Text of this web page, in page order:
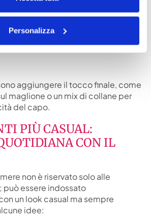
Personalizza
per la gonna in velluto sono:
aggiungere il tocco finale, come
maglione o un mix di collane per
del capo.
PIÙ CASUAL:
CON IL
non è riservato solo alle
essere indossato
un look casual ma sempre
idee: